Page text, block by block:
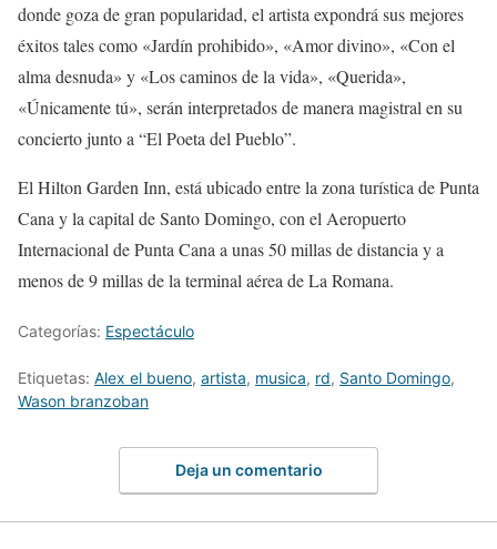
donde goza de gran popularidad, el artista expondrá sus mejores
éxitos tales como «Jardín prohibido», «Amor divino», «Con el
alma desnuda» y «Los caminos de la vida», «Querida»,
«Únicamente tú», serán interpretados de manera magistral en su
concierto junto a “El Poeta del Pueblo”.
El Hilton Garden Inn, está ubicado entre la zona turística de Punta
Cana y la capital de Santo Domingo, con el Aeropuerto
Internacional de Punta Cana a unas 50 millas de distancia y a
menos de 9 millas de la terminal aérea de La Romana.
Categorías: Espectáculo
Etiquetas: Alex el bueno, artista, musica, rd, Santo Domingo,
Wason branzoban
Deja un comentario